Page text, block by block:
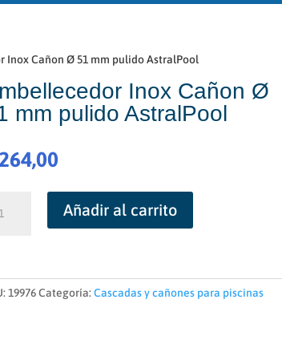
Inox Cañon Ø 51 mm pulido AstralPool
Inox Cañon Ø
mm pulido AstralPool
264,00
Añadir al carrito
19976Categoría:Cascadas y cañones para piscinas